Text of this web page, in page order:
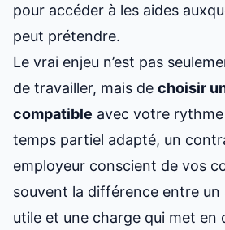
pour accéder à les aides
peut prétendre.
Le vrai enjeu n’est pas
de travailler, mais de choisir
compatible avec votre rythme
temps partiel adapté, un
employeur conscient de vos
souvent la différence entre
utile et une charge qui met en